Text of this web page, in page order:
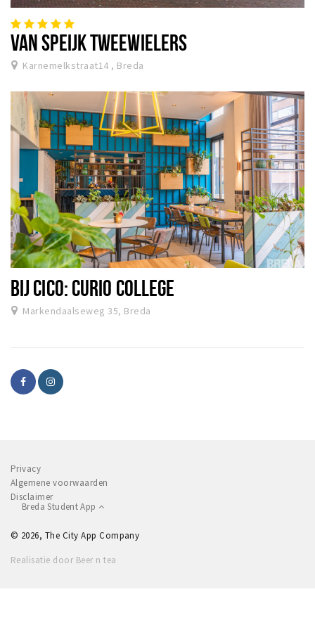
VAN SPEIJK TWEEWIELERS
Karnemelkstraat14 , Breda
BIJ CICO: CURIO COLLEGE
Markendaalseweg 35, Breda
Privacy
Algemene voorwaarden
Disclaimer
Breda Student App
© 2026, The City App Company
Realisatie door Beer n tea